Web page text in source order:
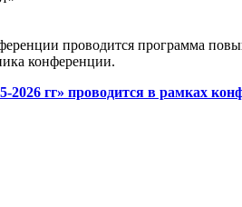
проводится программа
конференции.
гг» проводится в рамках